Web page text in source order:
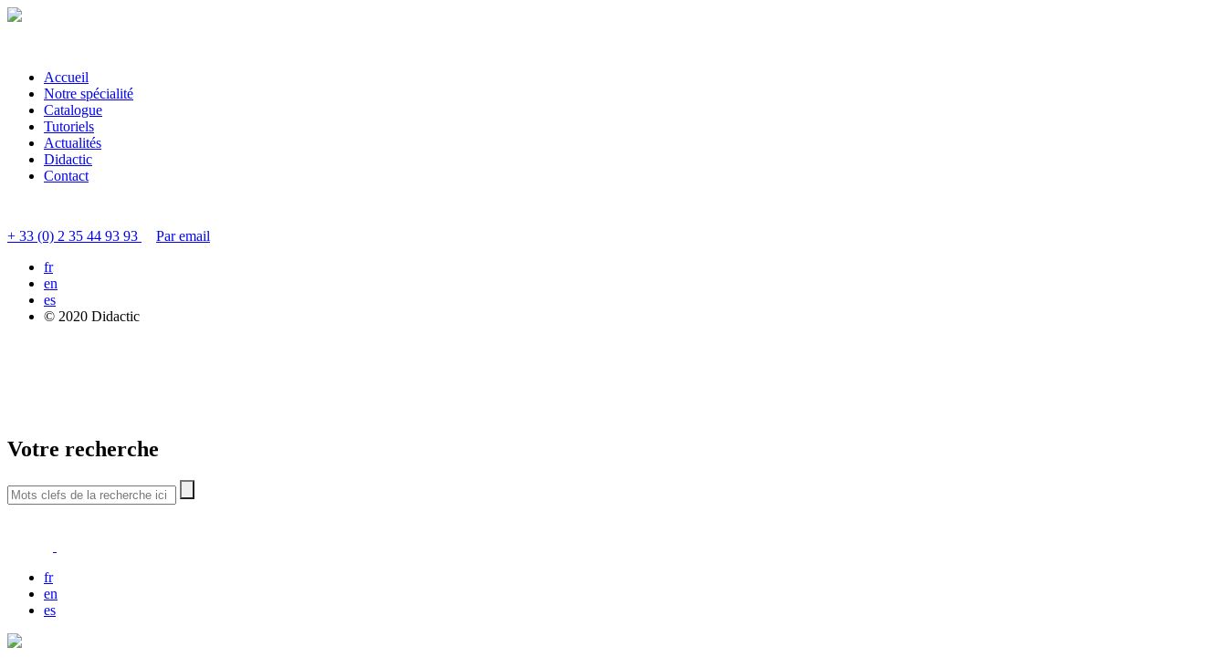
Accueil
Notre spécialité
Catalogue
Tutoriels
Actualités
Didactic
Contact
+ 33 (0) 2 35 44 93 93
Par email
fr
en
es
© 2020 Didactic
Votre recherche
fr
en
es